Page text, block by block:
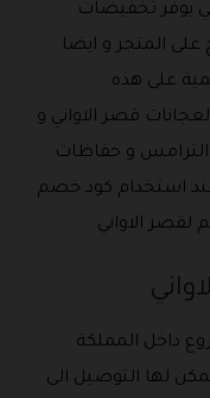
يوفر تخفيضات
على أكثر من 1800 منتج على المتجر و ايضا
على هذه
قصر الاواني و
و حفاظات
استخدام كود خصم
لقصر الاواني .
داخل المملكة
لها التوصيل الى